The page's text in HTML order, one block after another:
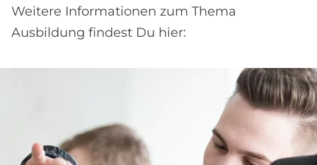
Weitere Informationen zum Thema
Ausbildung findest Du hier: